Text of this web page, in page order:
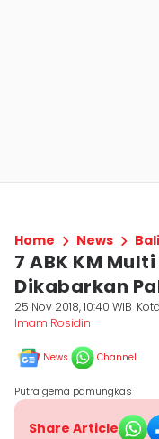
Home News Bali
7 ABK KM
Dikabarkan
25 Nov 2018, 10:40 WIB
Imam Rosidin
News Channel
Putra gema pamungkas
Share Article